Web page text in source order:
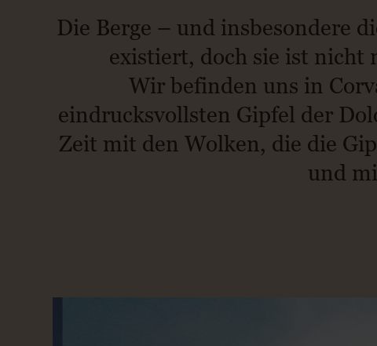
Die Berge – und insbesondere
existiert, doch sie ist nicht
Wir befinden uns in
eindrucksvollsten Gipfel der
Zeit mit den Wolken, die die
und